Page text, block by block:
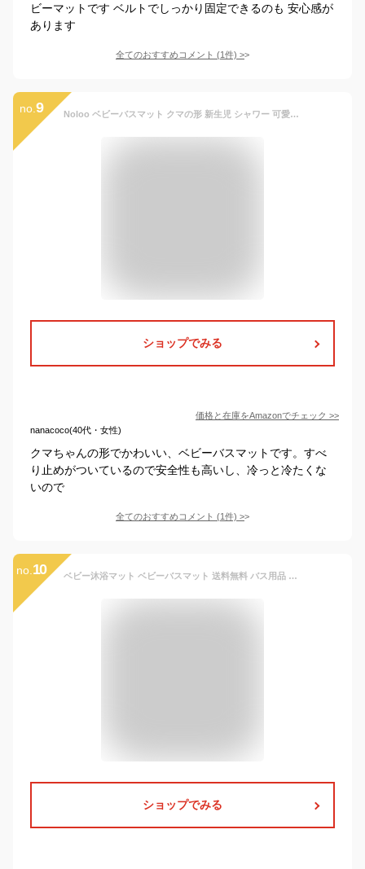
ビーマットです ベルトでしっかり固定できるのも 安心感が
あります
全てのおすすめコメント (1件) >
no. 9 Noloo ベビーバスマット クマの形 新生児 シャワー 可愛い 柔らかい 滑り止め 赤ちゃんのお風呂 0～２歳 (Yellow)
ショップでみる
価格と在庫をAmazonでチェック >>
nanacoco(40代・女性)
クマちゃんの形でかわいい、ベビーバスマットです。すべ
り止めがついているので安全性も高いし、冷っと冷たくな
いので
全てのおすすめコメント (1件) >
no. 10 ベビー沐浴マット ベビーバスマット 送料無料 バス用品 バスネット ベビー用 入浴マット シャワーマット 赤ちゃん 入浴ベッドサポート 滑り止め ベビーを保護 安全お風呂 通気性いい サイズ調整可能 出産祝い ギフト プレゼント 育児グッズ 男女兼用 0-36月用 ピンク
ショップでみる